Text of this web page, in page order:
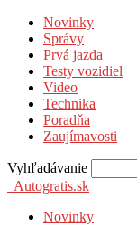
Novinky
Správy
Prvá jazda
Testy vozidiel
Video
Technika
Poradňa
Zaujímavosti
Vyhľadávanie
Autogratis.sk
Novinky